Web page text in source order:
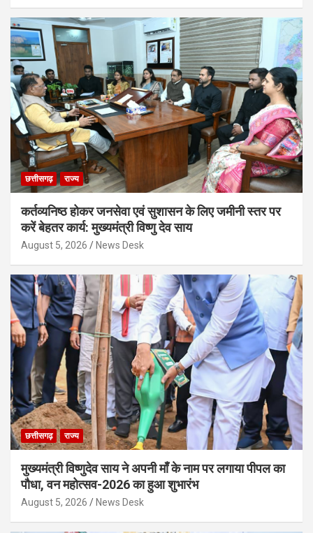
छत्तीसगढ़ राज्य
कर्तव्यनिष्ठ होकर जनसेवा एवं सुशासन के लिए जमीनी स्तर पर
करें बेहतर कार्य: मुख्यमंत्री विष्णु देव साय
August 5, 2026 News Desk
छत्तीसगढ़ राज्य
मुख्यमंत्री विष्णुदेव साय ने अपनी माँ के नाम पर लगाया पीपल का
पौधा, वन महोत्सव-2026 का हुआ शुभारंभ
August 5, 2026 News Desk